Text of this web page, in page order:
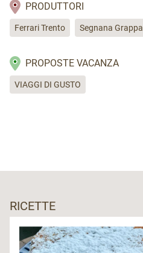
PRODUTTORI
Ferrari Trento Segnana Grappa
PROPOSTE VACANZA
VIAGGI DI GUSTO
RICETTE